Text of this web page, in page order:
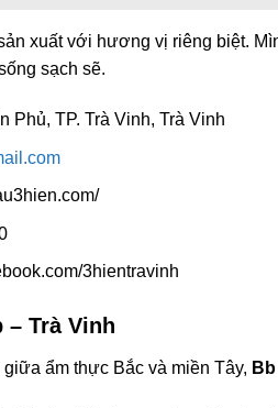
xuất với hương vị riêng biệt.
sạch sẽ.
Phủ, TP. Trà Vinh, Trà Vinh
3hientravinh
– Trà Vinh
ẩm thực Bắc và miền Tây,